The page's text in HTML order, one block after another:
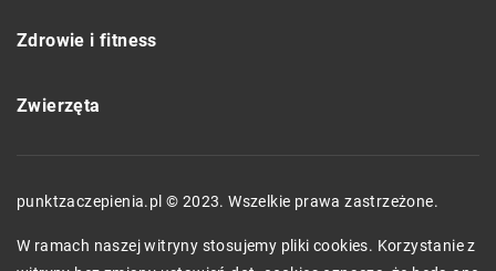
Zdrowie i fitness
Zwierzęta
punktzaczepienia.pl © 2023. Wszelkie prawa zastrzeżone.
W ramach naszej witryny stosujemy pliki cookies. Korzystanie z